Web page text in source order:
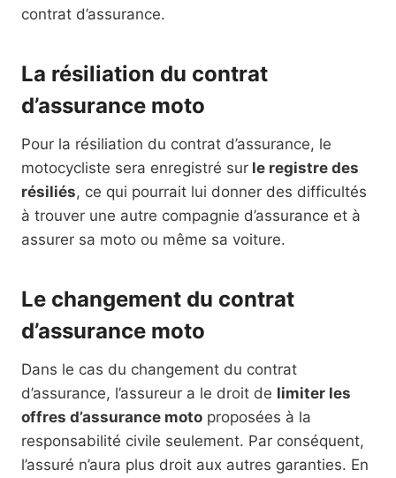
contrat d’assurance.
La résiliation du contrat
d’assurance moto
Pour la résiliation du contrat d’assurance, le
motocycliste sera enregistré sur le registre des
résiliés, ce qui pourrait lui donner des difficultés
à trouver une autre compagnie d’assurance et à
assurer sa moto ou même sa voiture.
Le changement du contrat
d’assurance moto
Dans le cas du changement du contrat
d’assurance, l’assureur a le droit de limiter les
offres d’assurance moto proposées à la
responsabilité civile seulement. Par conséquent,
l’assuré n’aura plus droit aux autres garanties. En